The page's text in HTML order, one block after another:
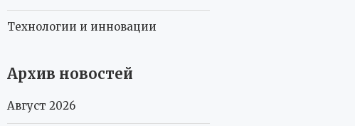
Технологии и инновации
Архив новостей
Август 2026